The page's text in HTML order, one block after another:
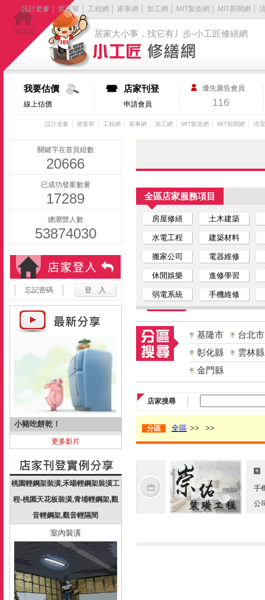
居家大小事，找它有丿步-小工匠修繕網
設計老爹 窩客幫 工程網 家事網 加工網 MIT製造網 MIT新聞網
我要估價
線上估價
店家刊登
申請會員
優先廣告會員
116
設計老爹 窩客幫 工程網 家事網 加工網 MIT製造網 MIT新聞網 清
關鍵字在首頁組數
20666
已成功發案數量
17289
總瀏覽人數
53874030
忘記密碼
小豬吃餅乾！
更多影片
桃園輕鋼架裝潢,禾暘輕鋼架裝潢工
程-桃園天花板裝潢,青埔輕鋼架,觀
音輕鋼架,觀音輕隔間
室內裝潢
全區店家服務項目
房屋修繕 土木建築
水電工程 建築材料
搬家公司 電器維修
休閒娛樂 進修學習
弱電系統 手機維修
基隆市
台北市
彰化縣
雲林縣
金門縣
店家搜尋
分區 全區 >> >>
手
公